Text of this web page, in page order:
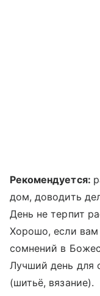
Рекомендуется:
дом, доводить
День не терпит
Хорошо, если вам
сомнений в
Лучший день для
(шитьё, вязание).